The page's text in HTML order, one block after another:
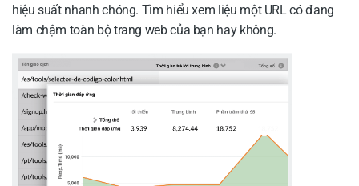
hiệu suất nhanh chóng. Tìm hiểu xem liệu một URL có đang
làm chậm toàn bộ trang web của bạn hay không.